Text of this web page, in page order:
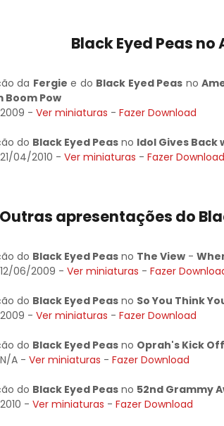
Black Eyed Peas
da Fergie e do Black Eyed Peas no
Boom Pow
- Ver miniaturas - Fazer Download
do Black Eyed Peasno Idol Gives Back
04/2010 - Ver miniaturas - Fazer Download
Outras apresentações do
do Black Eyed Peasno The View-
06/2009 - Ver miniaturas - Fazer
do Black Eyed Peasno So You Think
- Ver miniaturas - Fazer Download
do Black Eyed Peasno Oprah's Kick
A - Ver miniaturas - Fazer Download
do Black Eyed Peasno 52nd Grammy
- Ver miniaturas - Fazer Download